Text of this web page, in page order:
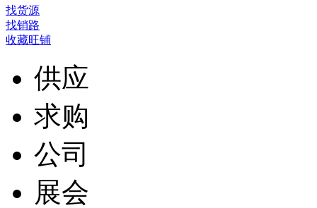
找货源
找销路
收藏旺铺
供应
求购
公司
展会